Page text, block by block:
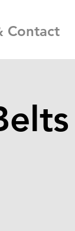
Contact